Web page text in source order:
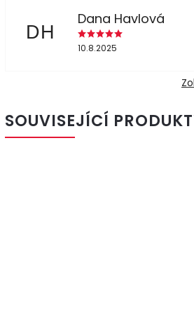
DH
Dana Havlová
10.8.2025
SOUVISEJÍCÍ